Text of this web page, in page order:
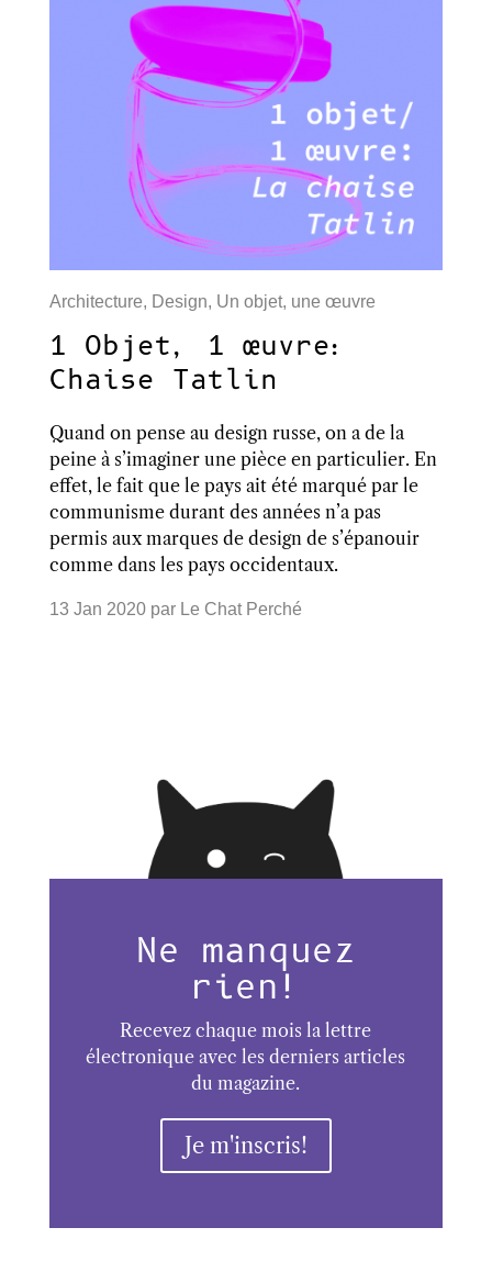
Architecture, Design, Un objet, une œuvre
1 Objet, 1 œuvre:
Chaise Tatlin
Quand on pense au design russe, on a de la
peine à s’imaginer une pièce en particulier. En
effet, le fait que le pays ait été marqué par le
communisme durant des années n’a pas
permis aux marques de design de s’épanouir
comme dans les pays occidentaux.
13 Jan 2020par Le Chat Perché
Ne manquez
rien!
Recevez chaque mois la lettre
électronique avec les derniers articles
du magazine.
Je m'inscris!